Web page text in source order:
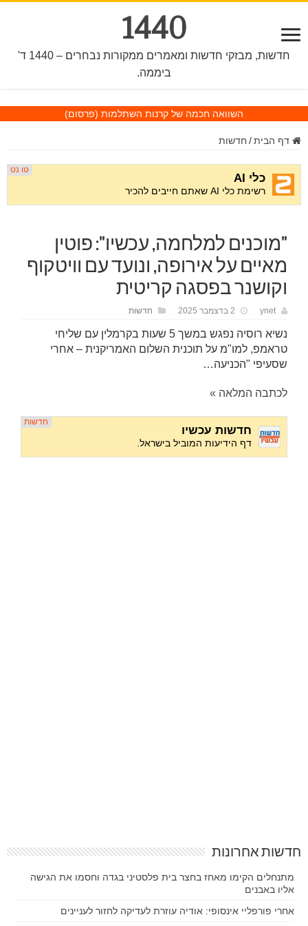
1440
חדשות, מבזקי חדשות ומאמרים ממקורות נבחרים – 1440 ד'
ביממה.
השוואה חכמה של קרנות השתלמות (פרסום)
דף הבית / חדשות
"מוכנים למלחמה, עכשיו": פוטין
מאיים על אירופה, ונועד עם וויטקוף
וקושנר בפסגה קריטית
ynet 2 בדצמבר 2025 חדשות
נשיא רוסיה נפגש במשך 5 שעות בקרמלין עם שליחי
טראמפ, למו"מ על תוכנית השלום האמריקנית – אחרי
שסעיפי "הכניעה…
לכתבה המלאה »
חדשות אחרונות
מתנחלים הקימו מאחז בחצר בית פלסטיני בגדה וחסמו את הגישה
אליו באבנים
אחרי פורפליי אינסופי: אודיה עוזרת לעדיקה לחזור לעניינים